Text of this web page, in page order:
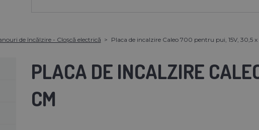
de încălzire - Cloșcă electrică Placa de incalzire Caleo 700 pentru pui, 15V, 30,5
PLACA DE INCALZIRE
CM